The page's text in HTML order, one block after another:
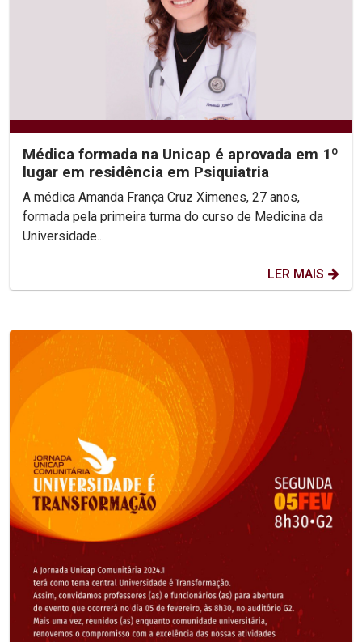
Médica formada na Unicap é aprovada em 1º
lugar em residência em Psiquiatria
A médica Amanda França Cruz Ximenes, 27 anos,
formada pela primeira turma do curso de Medicina da
Universidade...
LER MAIS